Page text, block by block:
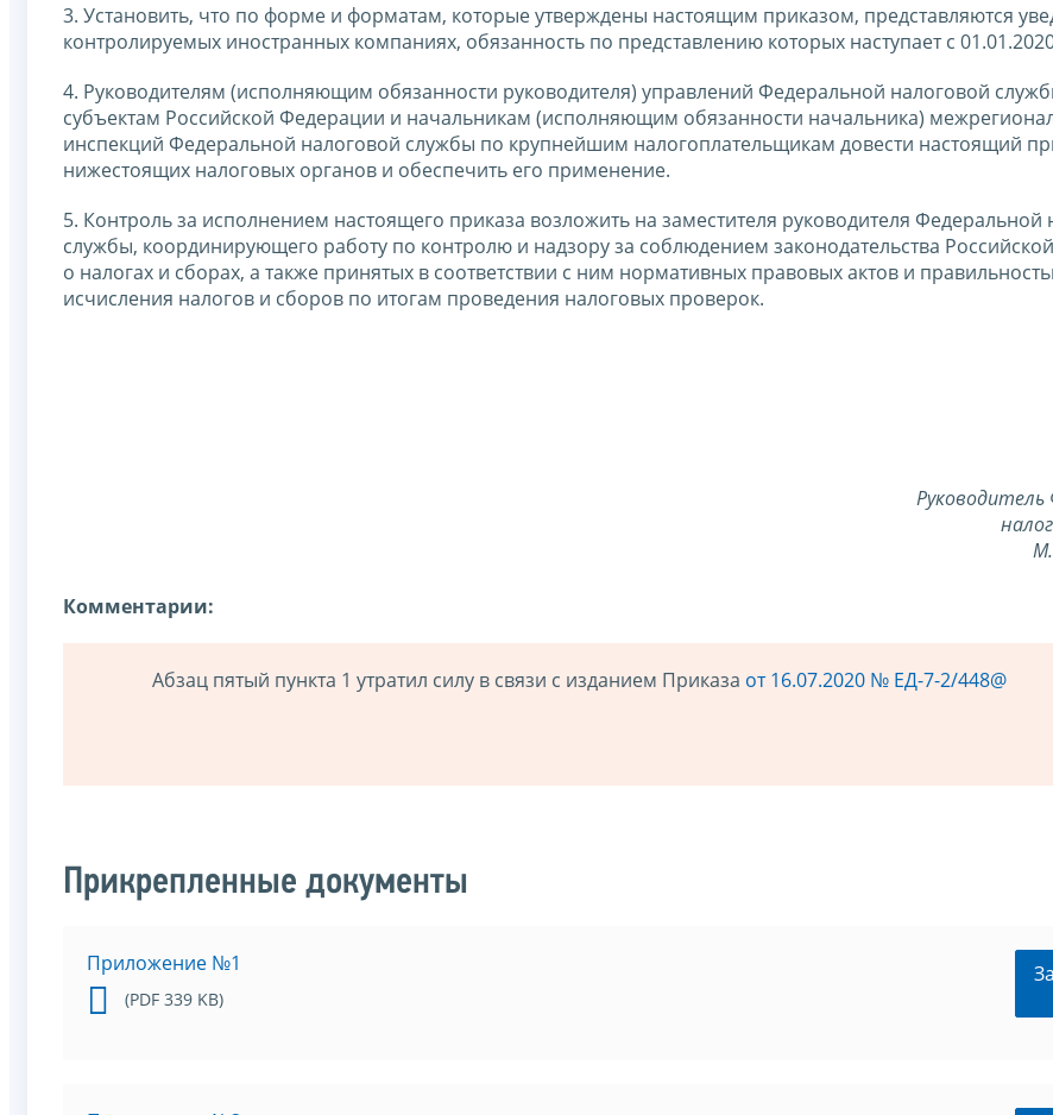
3. Установить, что по форме и форматам, которые утверждены настоящим приказом, представляются
контролируемых иностранных компаниях, обязанность по представлению которых наступает с
4. Руководителям (исполняющим обязанности руководителя) управлений Федеральной налоговой
субъектам Российской Федерации и начальникам (исполняющим обязанности начальника)
инспекций Федеральной налоговой службы по крупнейшим налогоплательщикам довести настоящий
нижестоящих налоговых органов и обеспечить его применение.
5. Контроль за исполнением настоящего приказа возложить на заместителя руководителя Федеральной
службы, координирующего работу по контролю и надзору за соблюдением законодательства
о налогах и сборах, а также принятых в соответствии с ним нормативных правовых актов и
исчисления налогов и сборов по итогам проведения налоговых проверок.
Руководитель
Комментарии:
Абзац пятый пункта 1 утратил силу в связи с изданием Приказа от 16.07.2020 № ЕД-7-2/448@
Прикрепленные документы
Приложение №1
(PDF 339 KB)